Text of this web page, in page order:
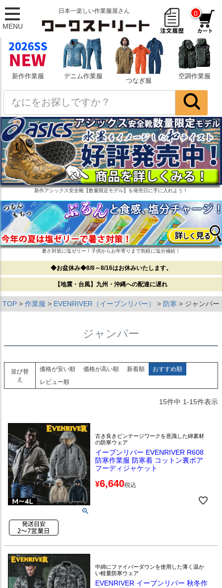
MENU
日本一楽しい作業服屋さん 0
新作作業服 デニム作業服
つなぎ服
空調作業服
新作アシックス安全靴【数量限定モデル】を発売日に手に入れよう！
暑さ対策に塩ゼリー！子供からお年寄りまで気軽に塩分補給！
◆お盆休み◆8/8～8/16はお休みいたします。
【地震・台風】九州・沖縄への配達に遅れ
TOP 作業服 EVENRIVER（イーブンリバー） 防寒 ジャンパー
ジャンパー
並び替
え
価格が安い順 価格が高い順 新着順
おすすめ順
レビュー順
15件中 1-15件表示
古き良きビンテージワークを意識した綿素材
の防寒ウェア
イーブンリバー EVENRIVER R608
防寒作業服 防寒着 コットン裏ボア
フーディジャケット
¥6,640税込
中綿にファイバーダウンを使用した薄く温か
い軽量防寒ウェア
EVENRIVER イーブンリバー 秋冬作